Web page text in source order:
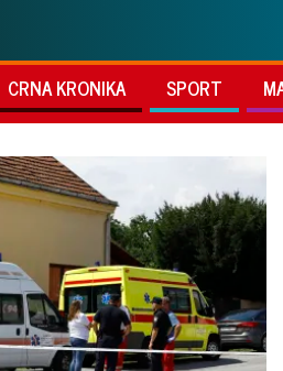
CRNA KRONIKA SPORT